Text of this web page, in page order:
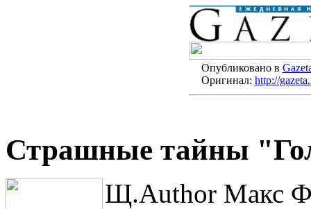
Опубликовано в
Оригинал: http://
Страшные тайны
Щ.Author Макс